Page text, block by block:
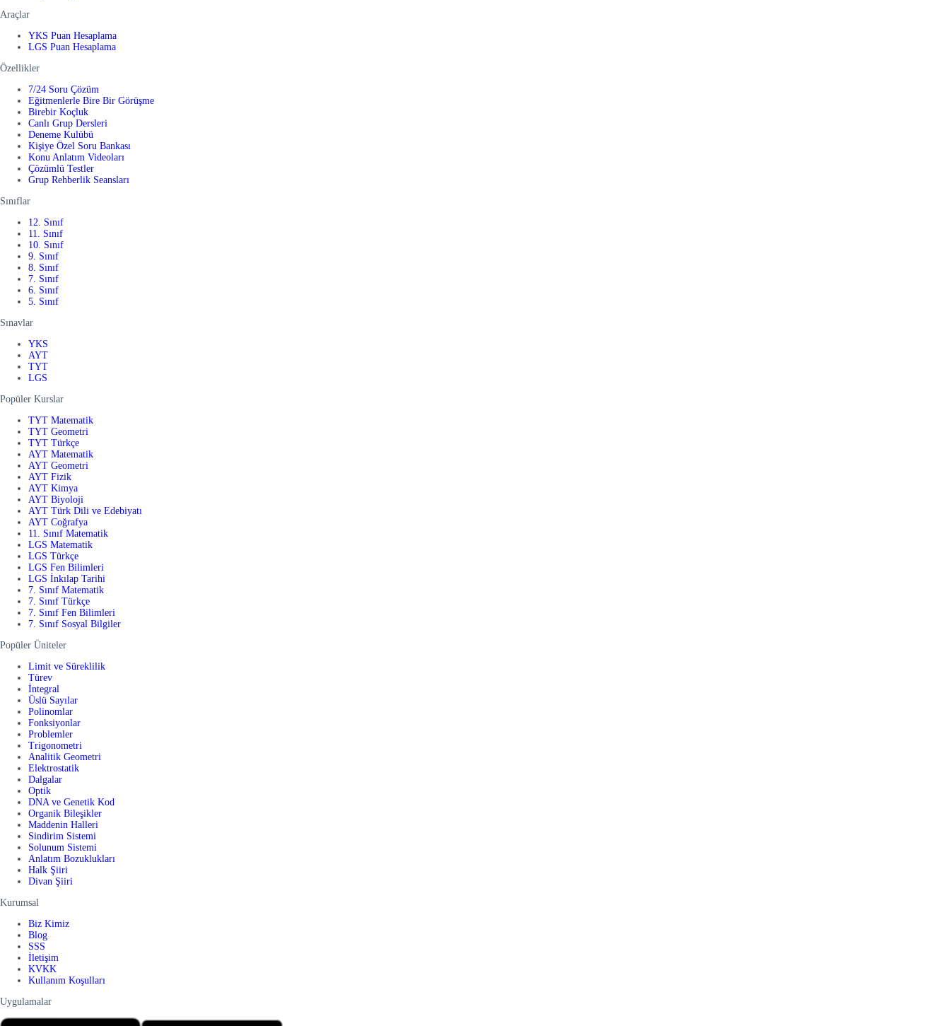
Araçlar
YKS Puan Hesaplama
LGS Puan Hesaplama
Özellikler
7/24 Soru Çözüm
Eğitmenlerle Bire Bir Görüşme
Birebir Koçluk
Canlı Grup Dersleri
Deneme Kulübü
Kişiye Özel Soru Bankası
Konu Anlatım Videoları
Çözümlü Testler
Grup Rehberlik Seansları
Sınıflar
12. Sınıf
11. Sınıf
10. Sınıf
9. Sınıf
8. Sınıf
7. Sınıf
6. Sınıf
5. Sınıf
Sınavlar
YKS
AYT
TYT
LGS
Popüler Kurslar
TYT Matematik
TYT Geometri
TYT Türkçe
AYT Matematik
AYT Geometri
AYT Fizik
AYT Kimya
AYT Biyoloji
AYT Türk Dili ve Edebiyatı
AYT Coğrafya
11. Sınıf Matematik
LGS Matematik
LGS Türkçe
LGS Fen Bilimleri
LGS İnkılap Tarihi
7. Sınıf Matematik
7. Sınıf Türkçe
7. Sınıf Fen Bilimleri
7. Sınıf Sosyal Bilgiler
Popüler Üniteler
Limit ve Süreklilik
Türev
İntegral
Üslü Sayılar
Polinomlar
Fonksiyonlar
Problemler
Trigonometri
Analitik Geometri
Elektrostatik
Dalgalar
Optik
DNA ve Genetik Kod
Organik Bileşikler
Maddenin Halleri
Sindirim Sistemi
Solunum Sistemi
Anlatım Bozuklukları
Halk Şiiri
Divan Şiiri
Kurumsal
Biz Kimiz
Blog
SSS
İletişim
KVKK
Kullanım Koşulları
Uygulamalar